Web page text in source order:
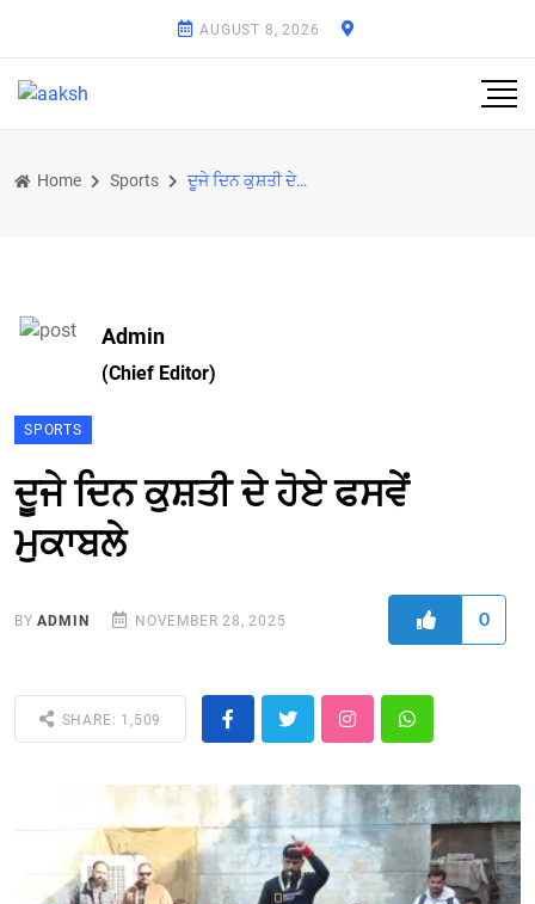
AUGUST 8, 2026
Home Sports ਦੂਜੇ ਦਿਨ ਕੁਸ਼ਤੀ ਦੇ ਹੋਏ ਫਸਵੇਂ ਮੁਕਾਬਲੇ
Admin
(Chief Editor)
SPORTS
ਦੂਜੇ ਦਿਨ ਕੁਸ਼ਤੀ ਦੇ ਹੋਏ ਫਸਵੇਂ
ਮੁਕਾਬਲੇ
BYADMIN NOVEMBER 28, 2025 0
SHARE: 1,509